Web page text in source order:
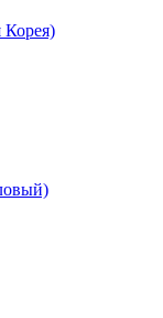
Корея)